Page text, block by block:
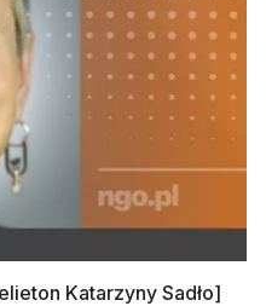
Katarzyny Sadło]